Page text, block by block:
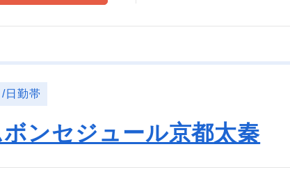
日勤帯
ンセジュール京都太秦